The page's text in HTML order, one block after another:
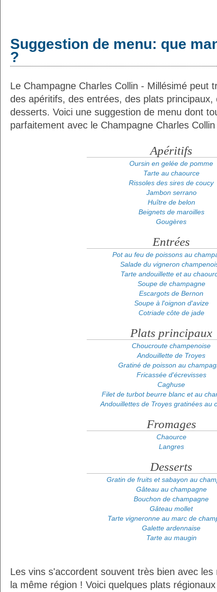
Suggestion de menu: que
?
Le Champagne Charles Collin - Millésimé peut
des apéritifs, des entrées, des plats
desserts. Voici une suggestion de menu dont
parfaitement avec le Champagne Charles
Apéritifs
Oursin en gelée de pomme
Tarte au chaource
Rissoles des sires de coucy
Jambon serrano
Huître de belon
Beignets de maroilles
Gougères
Entrées
Pot au feu de poissons au
Salade du vigneron
Tarte andouillette et au
Soupe de champagne
Escargots de Bernon
Soupe à l'oignon d'avize
Cotriade côte de jade
Plats principaux
Choucroute champenoise
Andouillette de Troyes
Gratiné de poisson au
Fricassée d'écrevisses
Caghuse
Filet de turbot beurre blanc et au
Andouillettes de Troyes gratinées au
Fromages
Chaource
Langres
Desserts
Gratin de fruits et sabayon au
Gâteau au champagne
Bouchon de champagne
Gâteau mollet
Tarte vigneronne au marc de
Galette ardennaise
Tarte au maugin
Les vins s'accordent souvent très bien avec
la même région ! Voici quelques plats